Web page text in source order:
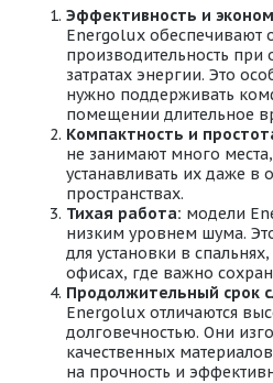
Эффективность и
Energolux обеспечивают
производительность при
затратах энергии. Это
нужно поддерживать
помещении длительное
Компактность и
не занимают много
устанавливать их даже в
пространствах.
Тихая работа: модели
низким уровнем шума.
для установки в
офисах, где важно
Продолжительный срок
Energolux отличаются
долговечностью. Они
качественных
на прочность и